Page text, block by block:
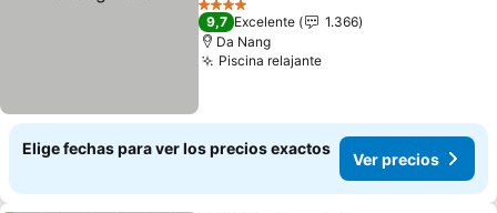
Ver precios
4 Estrellas
9,7 Excelente
1.366
Da Nang
Piscina relajanteVer precios
Elige fechas para ver los precios exactos
Ver precios